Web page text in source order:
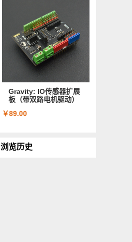
Gravity: IO传感器扩展
板（带双路电机驱动）
￥89.00
浏览历史